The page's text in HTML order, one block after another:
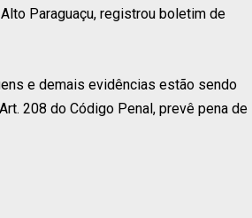
Paraguaçu, registrou boletim de
e demais evidências estão sendo
208 do Código Penal, prevê pena de